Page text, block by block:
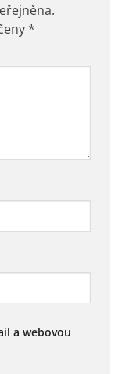
*
a webovou